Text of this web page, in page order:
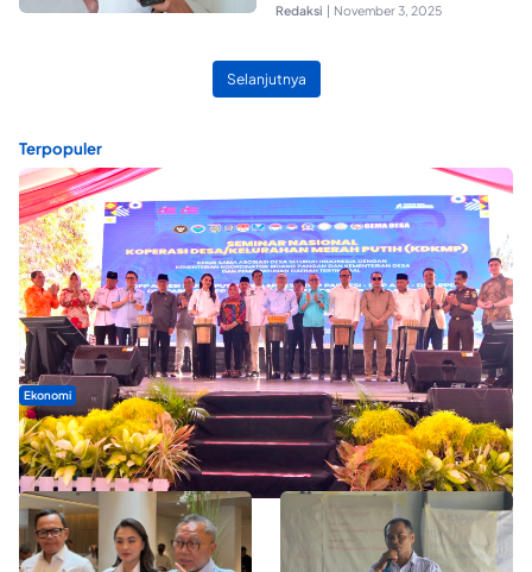
Redaksi | November 3, 2025
Selanjutnya
Terpopuler
Ekonomi
Seminar di Ternate, Mendes Perkuat Sinergi Percepatan
Kopdes Merah Putih